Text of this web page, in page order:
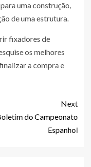
uma construção,
de uma estrutura.
fixadores de
os melhores
a compra e
Next
do Campeonato
Espanhol